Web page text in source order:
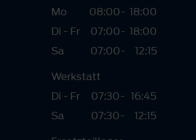
Mo
08:00- 18:00
Di - Fr
07:00- 18:00
Sa
07:00-
12:15
Werkstatt
Di - Fr
07:30- 16:45
Sa
07:30-
12:15